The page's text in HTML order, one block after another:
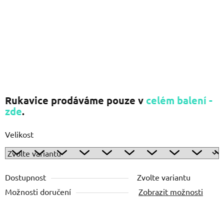
Rukavice prodáváme pouze v celém balení -
zde.
Velikost
Dostupnost
Zvolte variantu
Možnosti doručení
Zobrazit možnosti